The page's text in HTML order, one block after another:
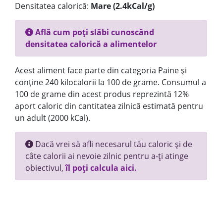
Densitatea calorică: Mare (2.4kCal/g)
Află cum poți slăbi cunoscând
densitatea calorică a alimentelor
Acest aliment face parte din categoria Paine și
conține 240 kilocalorii la 100 de grame. Consumul a
100 de grame din acest produs reprezintă 12%
aport caloric din cantitatea zilnică estimată pentru
un adult (2000 kCal).
Dacă vrei să afli necesarul tău caloric și de
câte calorii ai nevoie zilnic pentru a-ți atinge
obiectivul,îl poți calcula aici.